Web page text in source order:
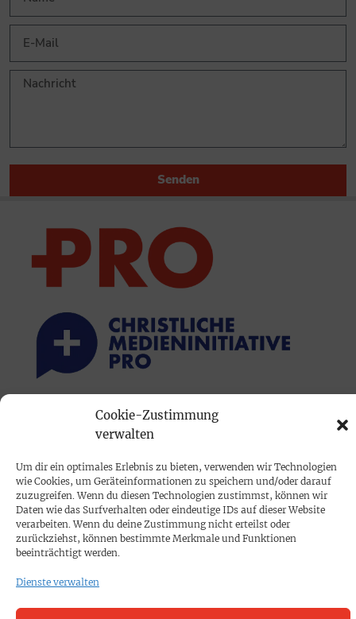
Cookie-Zustimmung
verwalten
Um dir ein optimales Erlebnis zu bieten, verwenden wir Technologien
wie Cookies, um Geräteinformationen zu speichern und/oder darauf
zuzugreifen. Wenn du diesen Technologien zustimmst, können wir
Daten wie das Surfverhalten oder eindeutige IDs auf dieser Website
verarbeiten. Wenn du deine Zustimmung nicht erteilst oder
zurückziehst, können bestimmte Merkmale und Funktionen
beeinträchtigt werden.
Dienste verwalten
Senden
PRINTAUSGABE
PROKOMPAKT
Impressum
SPENDEN
Datenschutz